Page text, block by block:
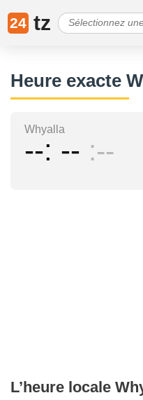
24 tz
Heure exacte
Whyalla
-- -- --
L’heure locale